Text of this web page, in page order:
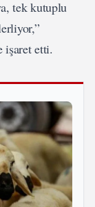
tek kutuplu
işaret etti.